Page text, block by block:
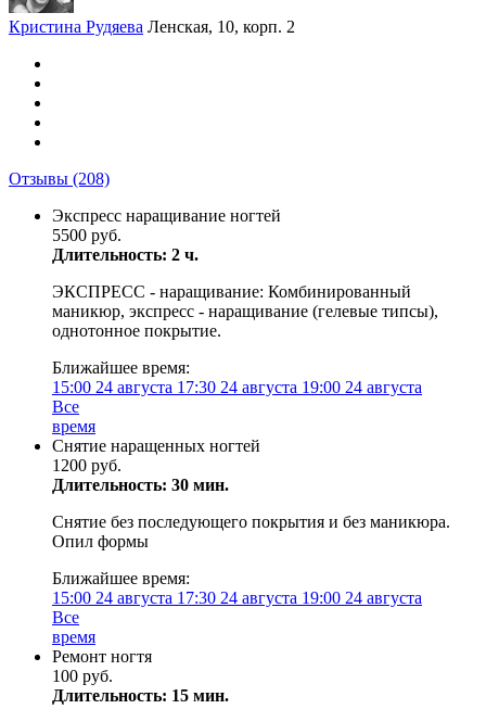
Кристина Рудяева Ленская, 10, корп. 2
Отзывы (208)
Экспресс наращивание ногтей
5500 руб.
Длительность: 2 ч.
ЭКСПРЕСС - наращивание: Комбинированный
маникюр, экспресс - наращивание (гелевые типсы),
однотонное покрытие.
Ближайшее время:
15:00 24 августа 17:30 24 августа 19:00 24 августа
Все
время
Снятие наращенных ногтей
1200 руб.
Длительность: 30 мин.
Снятие без последующего покрытия и без маникюра.
Опил формы
Ближайшее время:
15:00 24 августа 17:30 24 августа 19:00 24 августа
Все
время
Ремонт ногтя
100 руб.
Длительность: 15 мин.